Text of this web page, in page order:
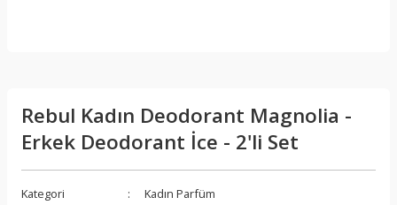
Rebul Kadın Deodorant Magnolia -
Erkek Deodorant İce - 2'li Set
Kategori
Kadın Parfüm